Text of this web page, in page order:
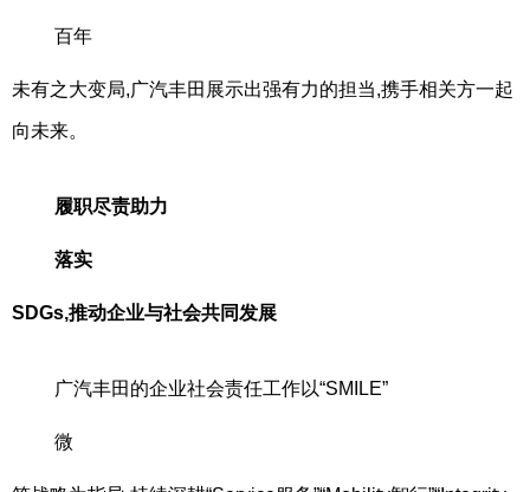
百年
未有之大变局,广汽丰田展示出强有力的担当,携手相关方一起
向未来。
履职尽责助力
落实
SDGs,推动企业与社会共同发展
广汽丰田的企业社会责任工作以“SMILE”
微